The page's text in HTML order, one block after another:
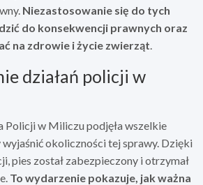
Niezastosowanie się do tych
do konsekwencji prawnych oraz
na zdrowie i życie zwierząt.
działań policji w
Policji w Miliczu podjęła wszelkie
okoliczności tej sprawy. Dzięki
pies został zabezpieczony i otrzymał
To wydarzenie pokazuje, jak ważna